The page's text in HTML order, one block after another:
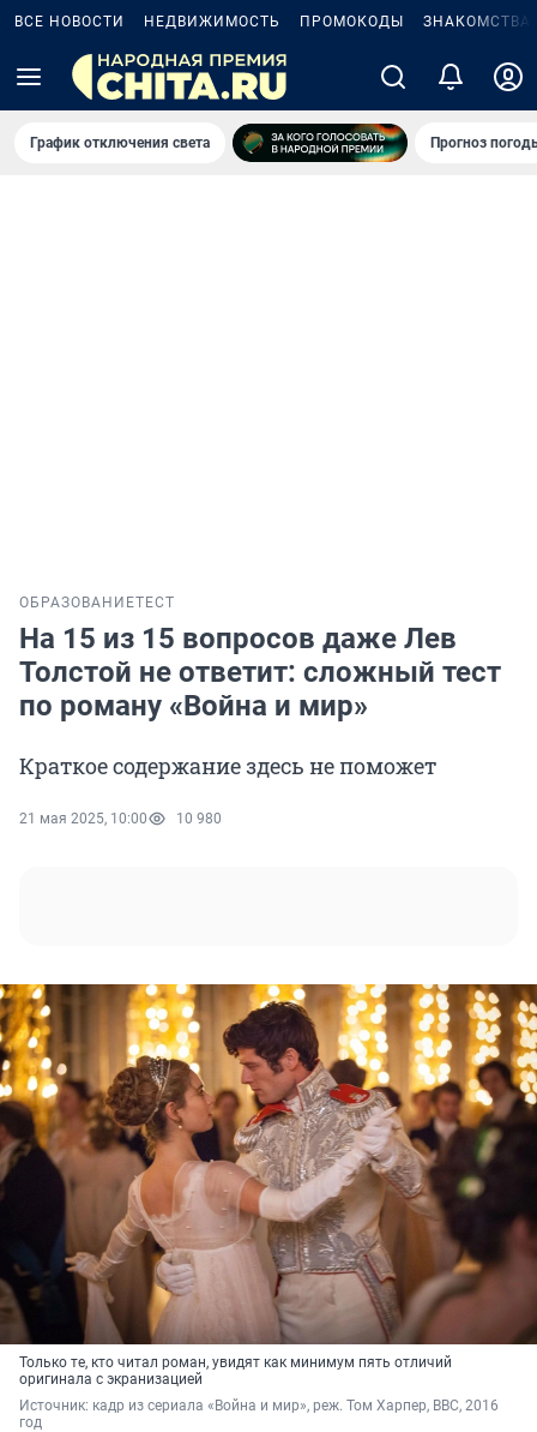
ВСЕ НОВОСТИ НЕДВИЖИМОСТЬ ПРОМОКОДЫ ЗНАКОМСТВА
График отключения света Прогноз
ОБРАЗОВАНИЕТЕСТ
На 15 из 15 вопросов даже Лев
Толстой не ответит: сложный тест
по роману «Война и мир»
Краткое содержание здесь не поможет
21 мая 2025, 10:00 10 980
Только те, кто читал роман, увидят как минимум пять отличий
оригинала с экранизацией
Источник: кадр из сериала «Война и мир», реж. Том Харпер, BBC, 2016
год